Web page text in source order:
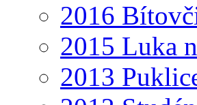
2016
2015 Luka
2013